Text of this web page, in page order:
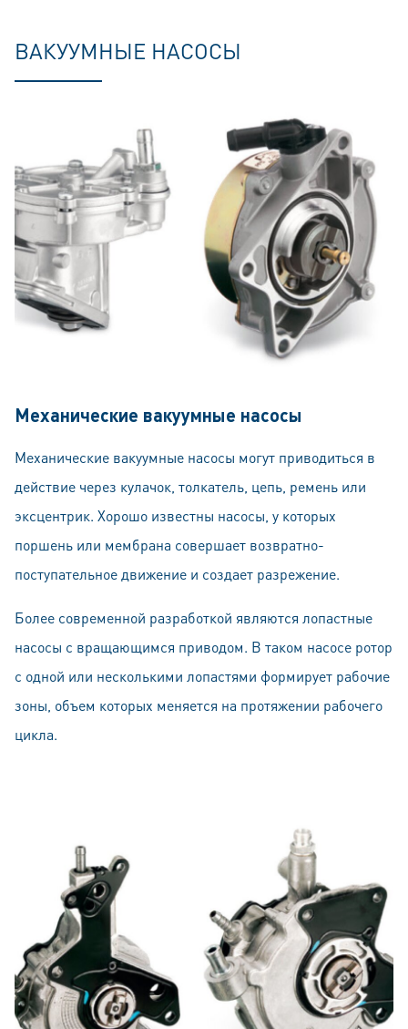
ВАКУУМНЫЕ НАСОСЫ
Механические вакуумные насосы
Механические вакуумные насосы могут приводиться в
действие через кулачок, толкатель, цепь, ремень или
эксцентрик. Хорошо известны насосы, у которых
поршень или мембрана совершает возвратно-
поступательное движение и создает разрежение.
Более современной разработкой являются лопастные
насосы с вращающимся приводом. В таком насосе ротор
с одной или несколькими лопастями формирует рабочие
зоны, объем которых меняется на протяжении рабочего
цикла.